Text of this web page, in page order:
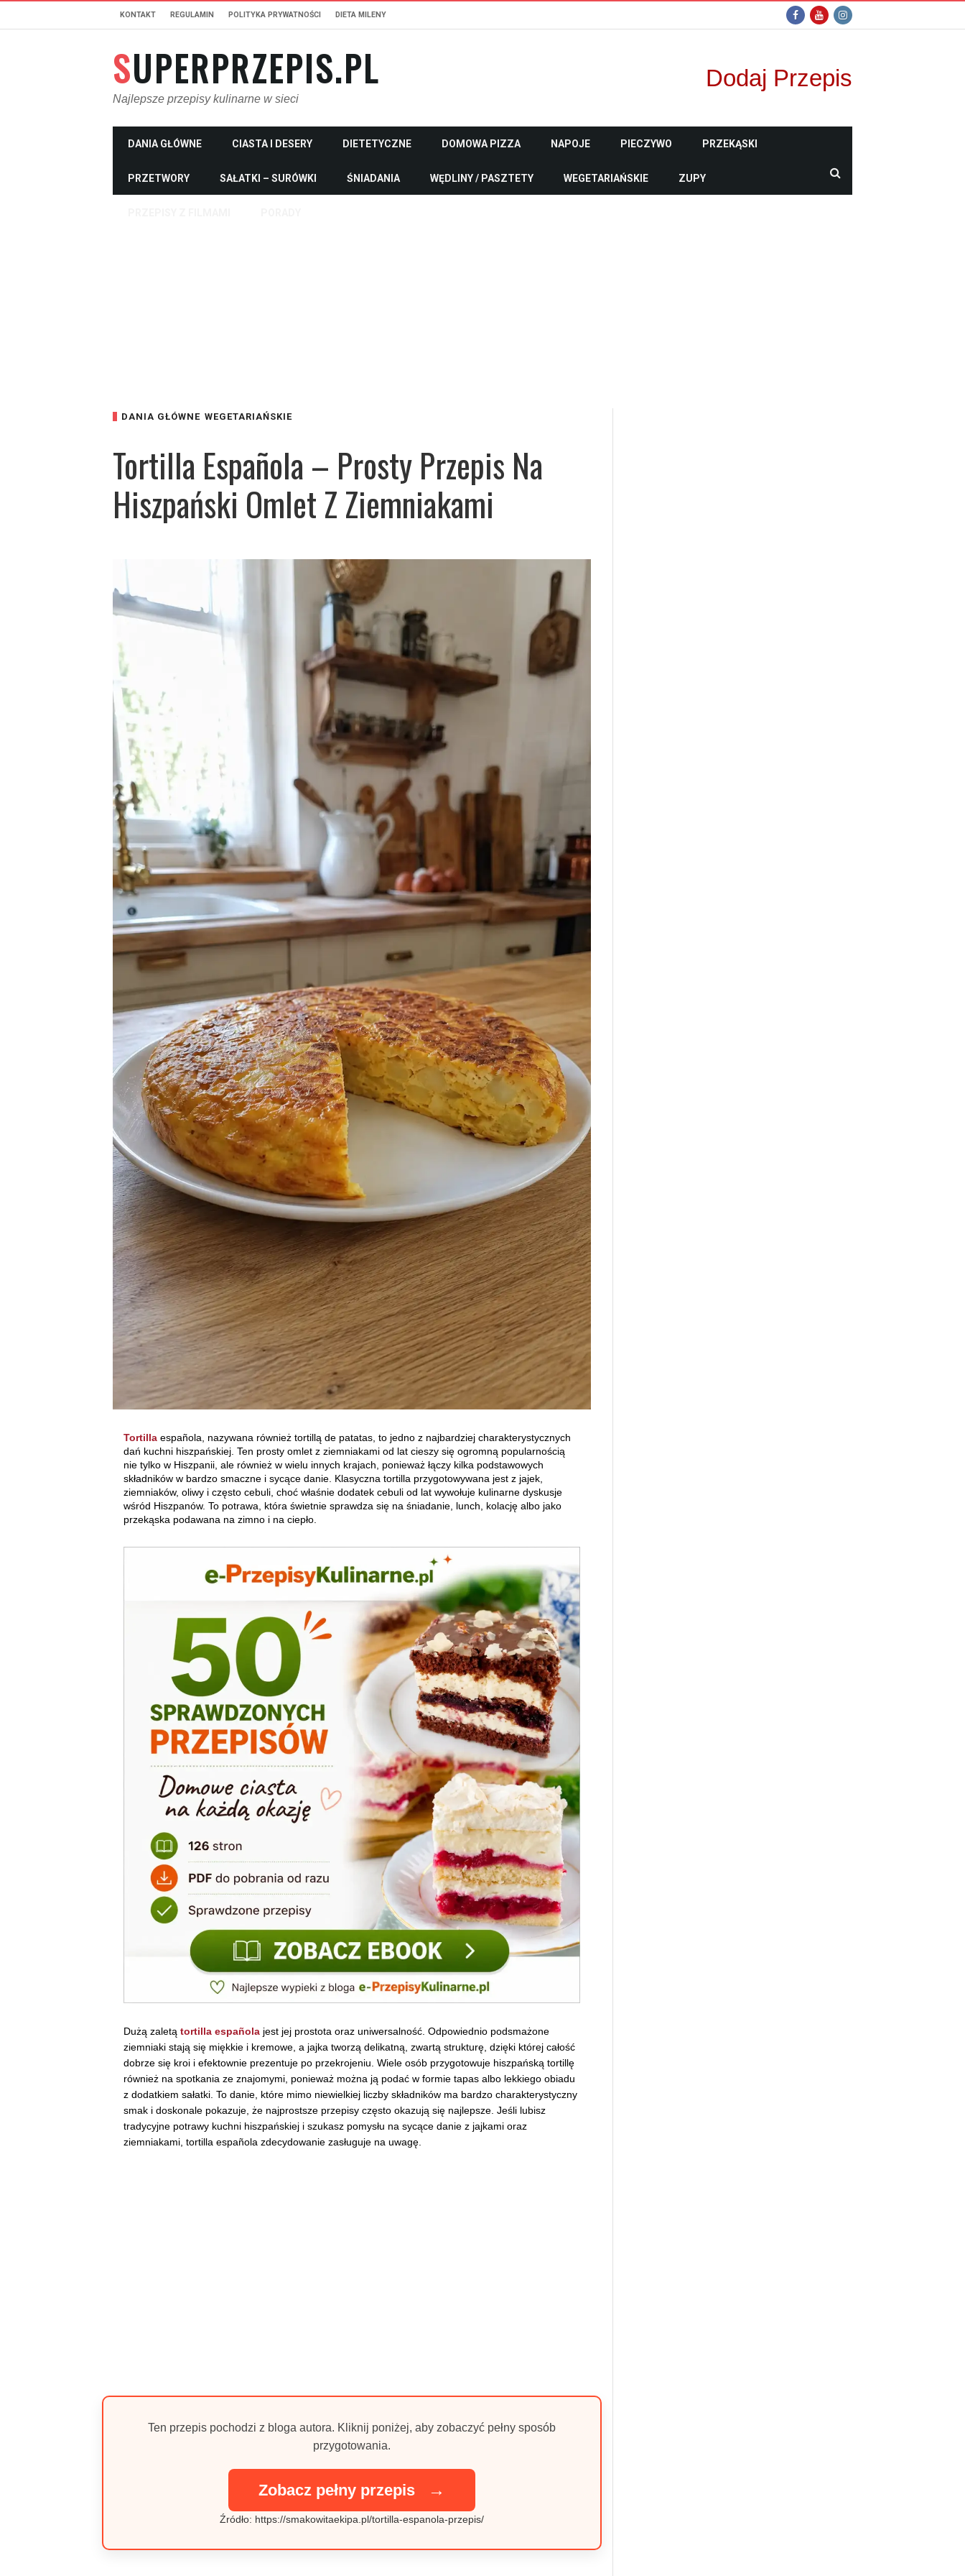
KONTAKT REGULAMIN POLITYKA PRYWATNOŚCI DIETA MILENY
SUPERPRZEPIS.PL
Najlepsze przepisy kulinarne w sieci
Dodaj Przepis
DANIA GŁÓWNE CIASTA I DESERY DIETETYCZNE DOMOWA PIZZA NAPOJE PIECZYWO PRZEKĄSKI
PRZETWORY SAŁATKI – SURÓWKI ŚNIADANIA WĘDLINY / PASZTETY WEGETARIAŃSKIE ZUPY
DANIA GŁÓWNE WEGETARIAŃSKIE
Tortilla Española – Prosty Przepis Na
Hiszpański Omlet Z Ziemniakami
Tortilla española, nazywana również tortillą de patatas, to jedno z najbardziej charakterystycznych
dań kuchni hiszpańskiej. Ten prosty omlet z ziemniakami od lat cieszy się ogromną popularnością
nie tylko w Hiszpanii, ale również w wielu innych krajach, ponieważ łączy kilka podstawowych
składników w bardzo smaczne i sycące danie. Klasyczna tortilla przygotowywana jest z jajek,
ziemniaków, oliwy i często cebuli, choć właśnie dodatek cebuli od lat wywołuje kulinarne dyskusje
wśród Hiszpanów. To potrawa, która świetnie sprawdza się na śniadanie, lunch, kolację albo jako
przekąska podawana na zimno i na ciepło.
Dużą zaletą tortilla española jest jej prostota oraz uniwersalność. Odpowiednio podsmażone
ziemniaki stają się miękkie i kremowe, a jajka tworzą delikatną, zwartą strukturę, dzięki której całość
dobrze się kroi i efektownie prezentuje po przekrojeniu. Wiele osób przygotowuje hiszpańską tortillę
również na spotkania ze znajomymi, ponieważ można ją podać w formie tapas albo lekkiego obiadu
z dodatkiem sałatki. To danie, które mimo niewielkiej liczby składników ma bardzo charakterystyczny
smak i doskonale pokazuje, że najprostsze przepisy często okazują się najlepsze. Jeśli lubisz
tradycyjne potrawy kuchni hiszpańskiej i szukasz pomysłu na sycące danie z jajkami oraz
ziemniakami, tortilla española zdecydowanie zasługuje na uwagę.
Ten przepis pochodzi z bloga autora. Kliknij poniżej, aby zobaczyć pełny sposób
przygotowania.
Zobacz pełny przepis →
Źródło: https://smakowitaekipa.pl/tortilla-espanola-przepis/